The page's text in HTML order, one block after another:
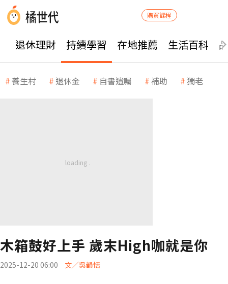
購買課程
退休理財 持續學習 在地推薦 生活百科
養生村 退休金 自書遺囑 補助 獨老
木箱鼓好上手 歲末High咖就是你
2025-12-20 06:00 文／吳韻恬